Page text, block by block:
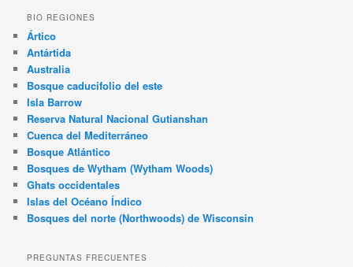
BIO REGIONES
Ártico
Antártida
Australia
Bosque caducifolio del este
Isla Barrow
Reserva Natural Nacional Gutianshan
Cuenca del Mediterráneo
Bosque Atlántico
Bosques de Wytham (Wytham Woods)
Ghats occidentales
Islas del Océano Índico
Bosques del norte (Northwoods) de Wisconsin
PREGUNTAS FRECUENTES